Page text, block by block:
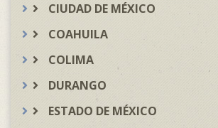
CIUDAD DE MÉXICO
COAHUILA
COLIMA
DURANGO
ESTADO DE MÉXICO